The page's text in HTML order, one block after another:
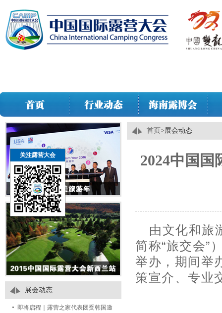
展会动态
即将启程｜露营之家代表团受韩国邀
首页 >展会动态
2024中国国
由文化和旅
简称“旅交会”
举办，期间举
策宣介、专业
关注露营大会